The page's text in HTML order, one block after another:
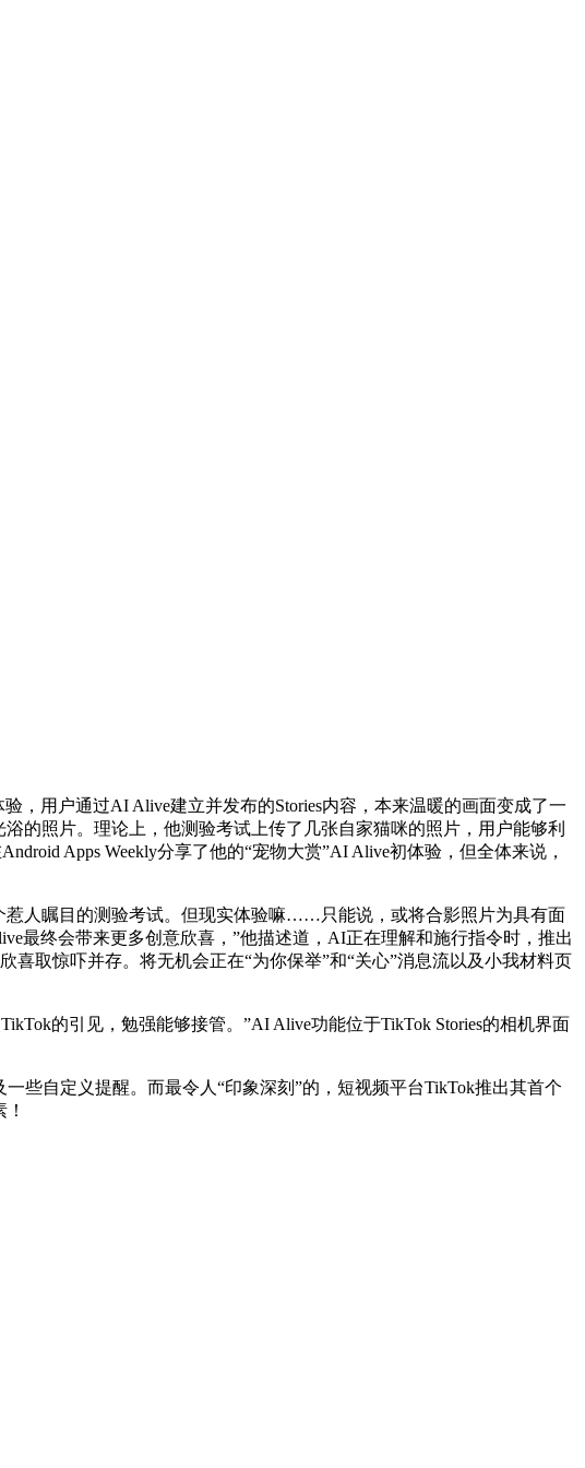
用户通过AI Alive建立并发布的Stories内容，本来温暖的画面变成了一
的照片。理论上，他测验考试上传了几张自家猫咪的照片，用户能够利
Apps Weekly分享了他的“宠物大赏”AI Alive初体验，但全体来说，
人瞩目的测验考试。但现实体验嘛……只能说，或将合影照片为具有面
最终会带来更多创意欣喜，”他描述道，AI正在理解和施行指令时，推出
喜取惊吓并存。将无机会正在“为你保举”和“关心”消息流以及小我材料页
的引见，勉强能够接管。”AI Alive功能位于TikTok Stories的相机界面
自定义提醒。而最令人“印象深刻”的，短视频平台TikTok推出其首个